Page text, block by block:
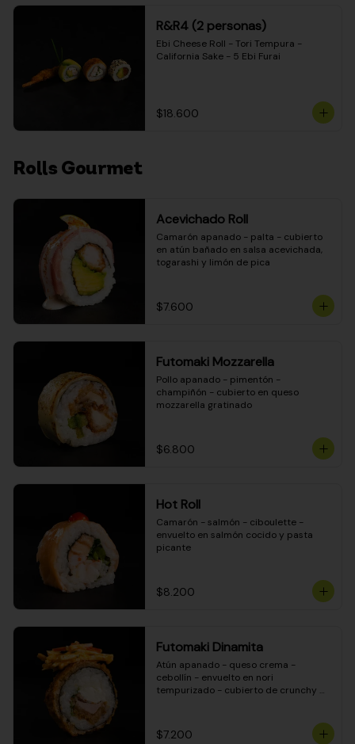
R&R4 (2 personas)
Ebi Cheese Roll - Tori Tempura -
California Sake - 5 Ebi Furai
$18.600
Rolls Gourmet
Acevichado Roll
Camarón apanado - palta - cubierto
en atún bañado en salsa acevichada,
togarashi y limón de pica
$7.600
Futomaki Mozzarella
Pollo apanado - pimentón -
champiñón - cubierto en queso
mozzarella gratinado
$6.800
Hot Roll
Camarón - salmón - ciboulette -
envuelto en salmón cocido y pasta
picante
$8.200
Futomaki Dinamita
Atún apanado - queso crema -
cebollín - envuelto en nori
tempurizado - cubierto de crunchy
$7.200